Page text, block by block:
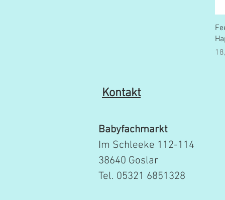
Kontakt
Babyfachmarkt
Im Schleeke 112-114
38640 Goslar
Tel. 05321 6851328